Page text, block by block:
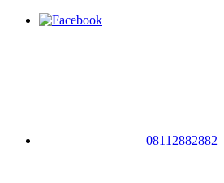
08112882882